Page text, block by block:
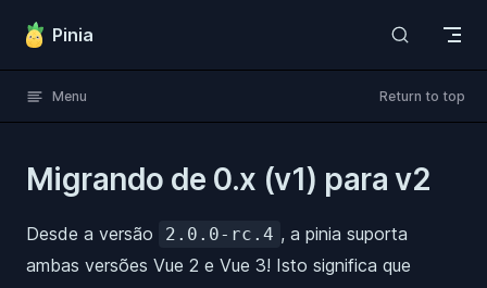
Skip to content
Pinia
Menu Return to top
Migrando de 0.x (v1) para v2
Desde a versão 2.0.0-rc.4 , a pinia suporta
ambas versões Vue 2 e Vue 3! Isto significa que